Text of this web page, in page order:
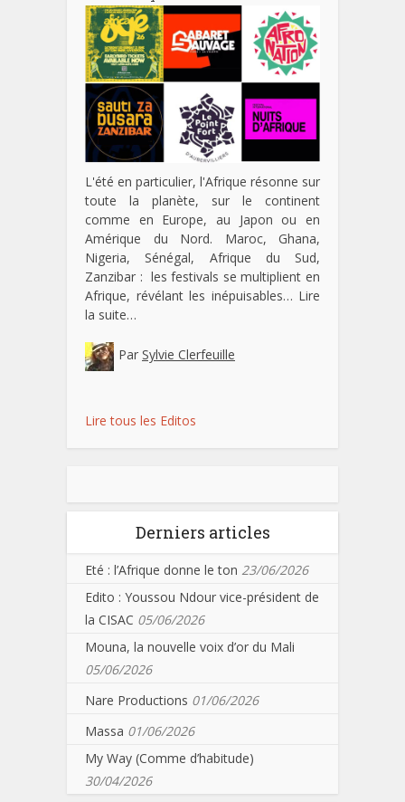
L'été en particulier, l'Afrique résonne sur
toute la planète, sur le continent
comme en Europe, au Japon ou en
Amérique du Nord. Maroc, Ghana,
Nigeria, Sénégal, Afrique du Sud,
Zanzibar : les festivals se multiplient en
Afrique, révélant les inépuisables… Lire
la suite…
Par Sylvie Clerfeuille
Lire tous les Editos
Derniers articles
Eté : l’Afrique donne le ton 23/06/2026
Edito : Youssou Ndour vice-président de
la CISAC 05/06/2026
Mouna, la nouvelle voix d’or du Mali
05/06/2026
Nare Productions 01/06/2026
Massa 01/06/2026
My Way (Comme d’habitude)
30/04/2026